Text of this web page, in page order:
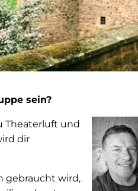
sein?
Theaterluft und
dir
gebraucht wird,